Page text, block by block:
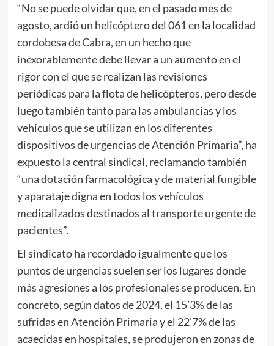
“No se puede olvidar que, en el pasado mes de
agosto, ardió un helicóptero del 061 en la localidad
cordobesa de Cabra, en un hecho que
inexorablemente debe llevar a un aumento en el
rigor con el que se realizan las revisiones
periódicas para la flota de helicópteros, pero desde
luego también tanto para las ambulancias y los
vehículos que se utilizan en los diferentes
dispositivos de urgencias de Atención Primaria”, ha
expuesto la central sindical, reclamando también
“una dotación farmacológica y de material fungible
y aparataje digna en todos los vehículos
medicalizados destinados al transporte urgente de
pacientes”.
El sindicato ha recordado igualmente que los
puntos de urgencias suelen ser los lugares donde
más agresiones a los profesionales se producen. En
concreto, según datos de 2024, el 15’3% de las
sufridas en Atención Primaria y el 22’7% de las
acaecidas en hospitales, se produjeron en zonas de